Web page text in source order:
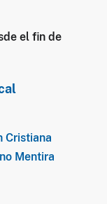
el fin de
Cristiana
Mentira